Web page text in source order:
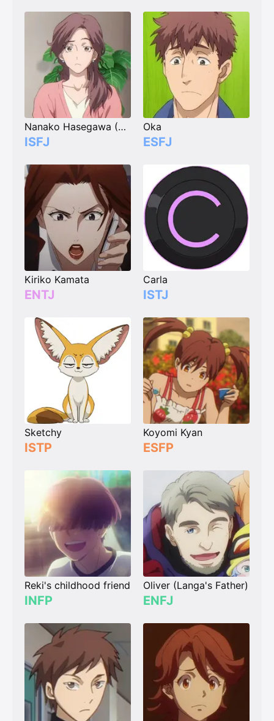
Nanako Hasegawa (Langa's Mother)
ISFJ
Oka
ESFJ
Kiriko Kamata
ENTJ
Carla
ISTJ
Sketchy
ISTP
Koyomi Kyan
ESFP
Reki's childhood friend
INFP
Oliver (Langa's Father)
ENFJ